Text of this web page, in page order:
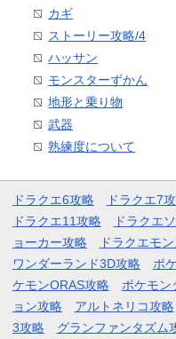
カギ
ストーリー攻略/4
ハッサン
モンスターずかん
地形と乗り物
武器
熟練度について
ドラクエ6攻略 ドラクエ7
ドラクエ11攻略
ドラクエ
ョーカー攻略
ドラクエモ
ワンダーランド3D攻略
ポ
ケモンORAS攻略
ポケモン
ョン攻略
アルトネリコ攻略
3攻略
グランファンタズム